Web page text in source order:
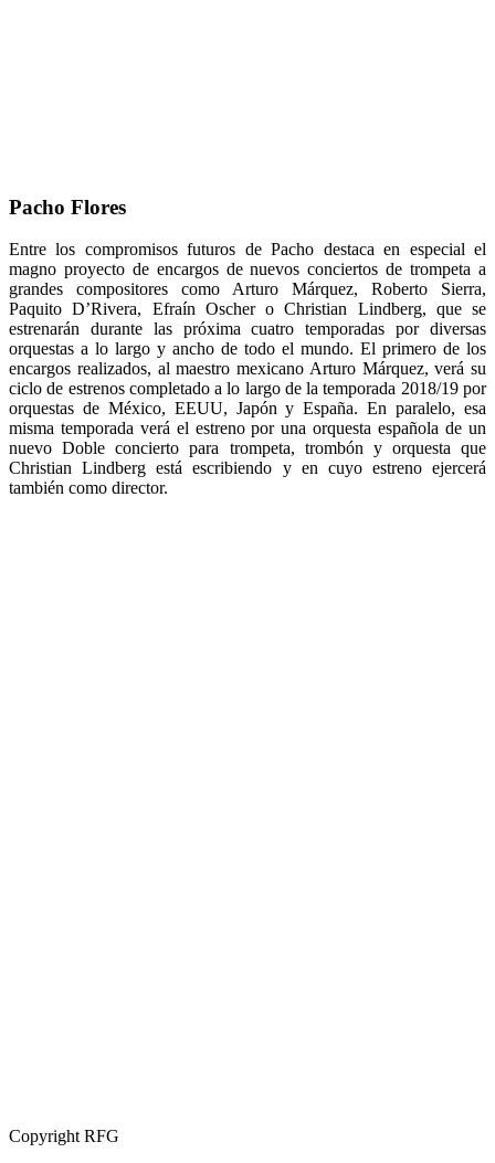
Pacho Flores
Entre los compromisos futuros de Pacho destaca en especial el
magno proyecto de encargos de nuevos conciertos de trompeta a
grandes compositores como Arturo Márquez, Roberto Sierra,
Paquito D’Rivera, Efraín Oscher o Christian Lindberg, que se
estrenarán durante las próxima cuatro temporadas por diversas
orquestas a lo largo y ancho de todo el mundo. El primero de los
encargos realizados, al maestro mexicano Arturo Márquez, verá su
ciclo de estrenos completado a lo largo de la temporada 2018/19 por
orquestas de México, EEUU, Japón y España. En paralelo, esa
misma temporada verá el estreno por una orquesta española de un
nuevo Doble concierto para trompeta, trombón y orquesta que
Christian Lindberg está escribiendo y en cuyo estreno ejercerá
también como director.
Copyright RFG